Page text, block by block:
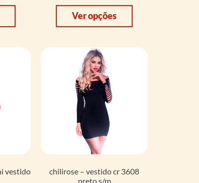
Ver opções
vestido
chilirose – vestido cr 3608
preto s/m